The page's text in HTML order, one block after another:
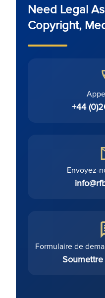
Need Legal
Copyright,
+44
Envoyez-
Formulaire de